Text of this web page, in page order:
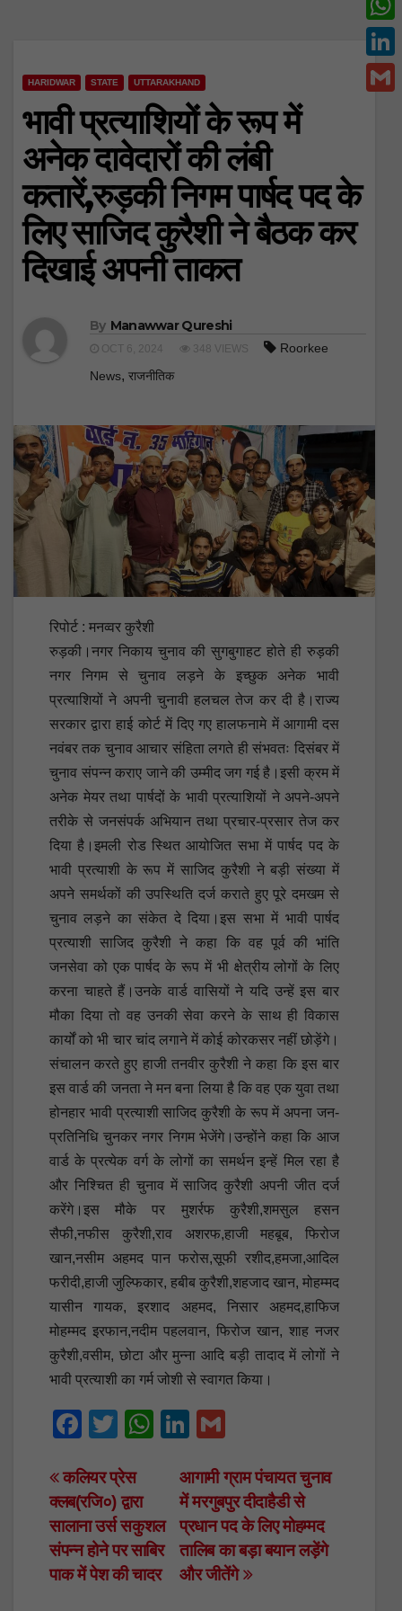
HARIDWAR STATE UTTARAKHAND
भावी प्रत्याशियों के रूप में
अनेक दावेदारों की लंबी
कतारें,रुड़की निगम पार्षद पद के
लिए साजिद कुरैशी ने बैठक कर
दिखाई अपनी ताकत
By Manawwar Qureshi
OCT 6, 2024 348 VIEWS
Roorkee
News, राजनीतिक
रिपोर्ट : मनव्वर कुरैशी
रुड़की।नगर निकाय चुनाव की सुगबुगाहट होते ही रुड़की
नगर निगम से चुनाव लड़ने के इच्छुक अनेक भावी
प्रत्याशियों ने अपनी चुनावी हलचल तेज कर दी है।राज्य
सरकार द्वारा हाई कोर्ट में दिए गए हालफनामे में आगामी दस
नवंबर तक चुनाव आचार संहिता लगते ही संभवतः दिसंबर में
चुनाव संपन्न कराए जाने की उम्मीद जग गई है।इसी क्रम में
अनेक मेयर तथा पार्षदों के भावी प्रत्याशियों ने अपने-अपने
तरीके से जनसंपर्क अभियान तथा प्रचार-प्रसार तेज कर
दिया है।इमली रोड स्थित आयोजित सभा में पार्षद पद के
भावी प्रत्याशी के रूप में साजिद कुरैशी ने बड़ी संख्या में
अपने समर्थकों की उपस्थिति दर्ज कराते हुए पूरे दमखम से
चुनाव लड़ने का संकेत दे दिया।इस सभा में भावी पार्षद
प्रत्याशी साजिद कुरैशी ने कहा कि वह पूर्व की भांति
जनसेवा को एक पार्षद के रूप में भी क्षेत्रीय लोगों के लिए
करना चाहते हैं।उनके वार्ड वासियों ने यदि उन्हें इस बार
मौका दिया तो वह उनकी सेवा करने के साथ ही विकास
कार्यों को भी चार चांद लगाने में कोई कोरकसर नहीं छोड़ेंगे।
संचालन करते हुए हाजी तनवीर कुरैशी ने कहा कि इस बार
इस वार्ड की जनता ने मन बना लिया है कि वह एक युवा तथा
होनहार भावी प्रत्याशी साजिद कुरैशी के रूप में अपना जन-
प्रतिनिधि चुनकर नगर निगम भेजेंगे।उन्होंने कहा कि आज
वार्ड के प्रत्येक वर्ग के लोगों का समर्थन इन्हें मिल रहा है
और निश्चित ही चुनाव में साजिद कुरैशी अपनी जीत दर्ज
करेंगे।इस मौके पर मुशर्रफ कुरैशी,शमसुल हसन
सैफी,नफीस कुरैशी,राव अशरफ,हाजी महबूब, फिरोज
खान,नसीम अहमद पान फरोस,सूफी रशीद,हमजा,आदिल
फरीदी,हाजी जुल्फिकार, हबीब कुरैशी,शहजाद खान, मोहम्मद
यासीन गायक, इरशाद अहमद, निसार अहमद,हाफिज
मोहम्मद इरफान,नदीम पहलवान, फिरोज खान, शाह नजर
कुरैशी,वसीम, छोटा और मुन्ना आदि बड़ी तादाद में लोगों ने
भावी प्रत्याशी का गर्म जोशी से स्वागत किया।
F
c
e
b
o
T
tt
er
W
A
p
Li
k
e
dI
n
ail
Post
navigation
आगामी ग्राम पंचायत चुनाव
में मरगुबपुर दीदाहैडी से
प्रधान पद के लिए मोहम्मद
तालिब का बड़ा बयान लड़ेंगे
और जीतेंगे
कलियर प्रेस
क्लब(रजि०) द्वारा
सालाना उर्स सकुशल
संपन्न होने पर साबिर
पाक में पेश की चादर
c
e
w
i
W
h
a
L